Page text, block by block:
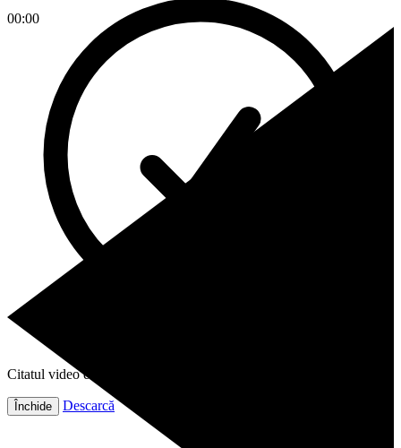
00:00
Citatul video este gata!
Închide Descarcă